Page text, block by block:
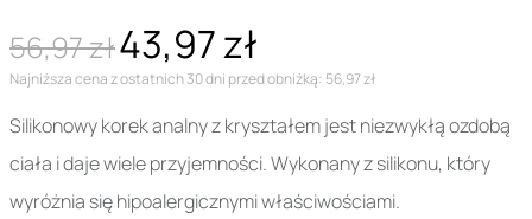
56,97 zł43,97 zł
Najniższa cena z ostatnich 30 dni przed obniżką: 56,97 zł
Silikonowy korek analny z kryształem jest niezwykłą ozdobą
ciała i daje wiele przyjemności. Wykonany z silikonu, który
wyróżnia się hipoalergicznymi właściwościami.